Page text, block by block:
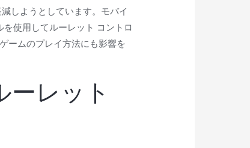
しようとしています。モバイ
使用してルーレット コントロ
ームのプレイ方法にも影響を
レット